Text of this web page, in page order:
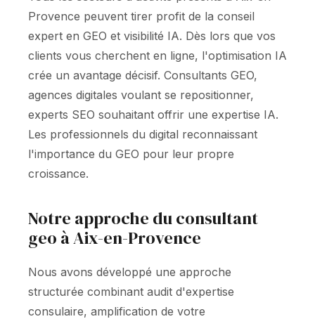
Provence peuvent tirer profit de la conseil
expert en GEO et visibilité IA. Dès lors que vos
clients vous cherchent en ligne, l'optimisation IA
crée un avantage décisif. Consultants GEO,
agences digitales voulant se repositionner,
experts SEO souhaitant offrir une expertise IA.
Les professionnels du digital reconnaissant
l'importance du GEO pour leur propre
croissance.
Notre approche du consultant
geo à Aix-en-Provence
Nous avons développé une approche
structurée combinant audit d'expertise
consulaire, amplification de votre